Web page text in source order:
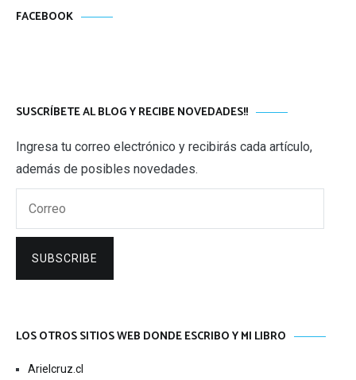
FACEBOOK
SUSCRÍBETE AL BLOG Y RECIBE NOVEDADES!!
Ingresa tu correo electrónico y recibirás cada artículo,
además de posibles novedades.
SUBSCRIBE
LOS OTROS SITIOS WEB DONDE ESCRIBO Y MI LIBRO
Arielcruz.cl